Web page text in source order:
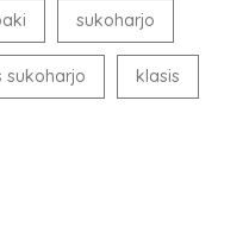
sukoharjo
sukoharjo klasis